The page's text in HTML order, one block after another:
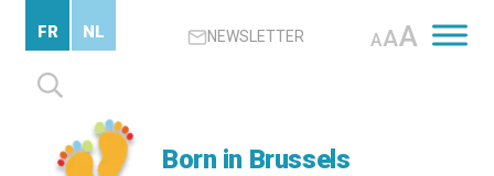
contenu
principal
NEWSLETTER AAA
Rechercher :
FR NL
Born in Brussels